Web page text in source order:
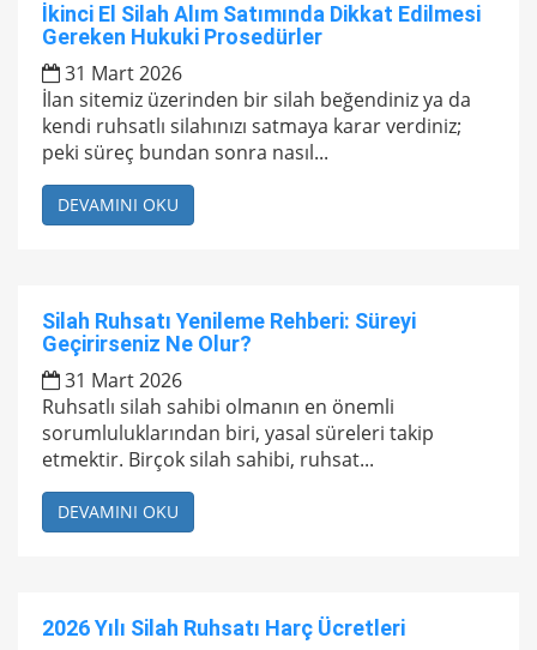
İkinci El Silah Alım Satımında Dikkat Edilmesi
Gereken Hukuki Prosedürler
31 Mart 2026
İlan sitemiz üzerinden bir silah beğendiniz ya da
kendi ruhsatlı silahınızı satmaya karar verdiniz;
peki süreç bundan sonra nasıl...
DEVAMINI OKU
Silah Ruhsatı Yenileme Rehberi: Süreyi
Geçirirseniz Ne Olur?
31 Mart 2026
Ruhsatlı silah sahibi olmanın en önemli
sorumluluklarından biri, yasal süreleri takip
etmektir. Birçok silah sahibi, ruhsat...
DEVAMINI OKU
2026 Yılı Silah Ruhsatı Harç Ücretleri